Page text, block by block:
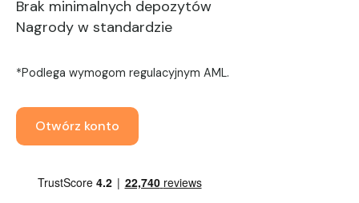
Brak minimalnych depozytów
Nagrody w standardzie
*Podlega wymogom regulacyjnym AML.
Otwórz konto